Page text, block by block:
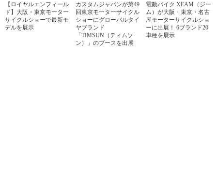
【ロイヤルエンフィール
ド】大阪・東京モーター
サイクルショーで最新モ
デルを展示
カスタムジャパンが第49
回東京モーターサイクル
ショーにグローバルタイ
ヤブランド
「TIMSUN（ティムソ
ン）」のブースを出展
電動バイク XEAM（ジー
ム）が大阪・東京・名古
屋モーターサイクルショ
ーに出展！ 6ブランド20
車種を展示